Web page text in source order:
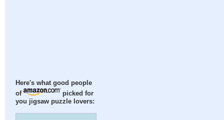
Here's what good people
of
picked for
you jigsaw puzzle lovers: